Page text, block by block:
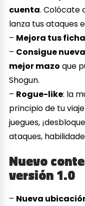
cuenta. Colócate
lanza tus ataques
– Mejora tus
– Consigue
mejor mazo que
Shogun.
– Rogue-like: la
principio de tu
juegues,
ataques,
Nuevo
versión 1.0
– Nueva